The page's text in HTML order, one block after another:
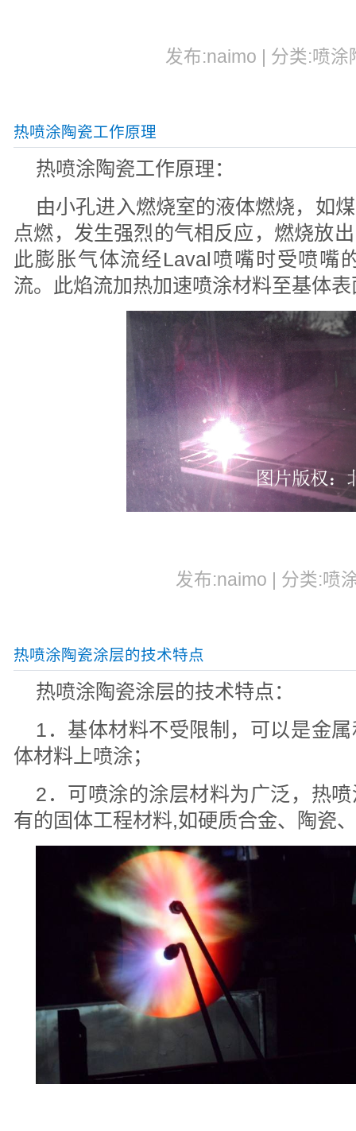
发布:naimo | 分类:喷
热喷涂陶瓷工作原理
热喷涂陶瓷工作原理：
由小孔进入燃烧室的液体燃烧，如
点燃，发生强烈的气相反应，燃烧放
此膨胀气体流经Laval喷嘴时受喷嘴
流。此焰流加热加速喷涂材料至基体
发布:naimo | 分类:喷
热喷涂陶瓷涂层的技术特点
热喷涂陶瓷涂层的技术特点：
1．基体材料不受限制，可以是金
体材料上喷涂；
2．可喷涂的涂层材料为广泛，热
有的固体工程材料,如硬质合金、陶瓷